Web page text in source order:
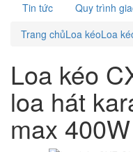
Tin tức
Quy trình
Trang chủLoa kéoLoa
Loa kéo
loa hát
max 400W